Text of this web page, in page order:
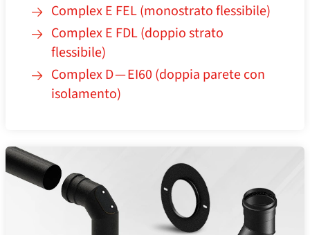
Complex E FEL (monostrato flessibile)
Complex E FDL (doppio strato
flessibile)
Complex D — EI60 (doppia parete con
isolamento)